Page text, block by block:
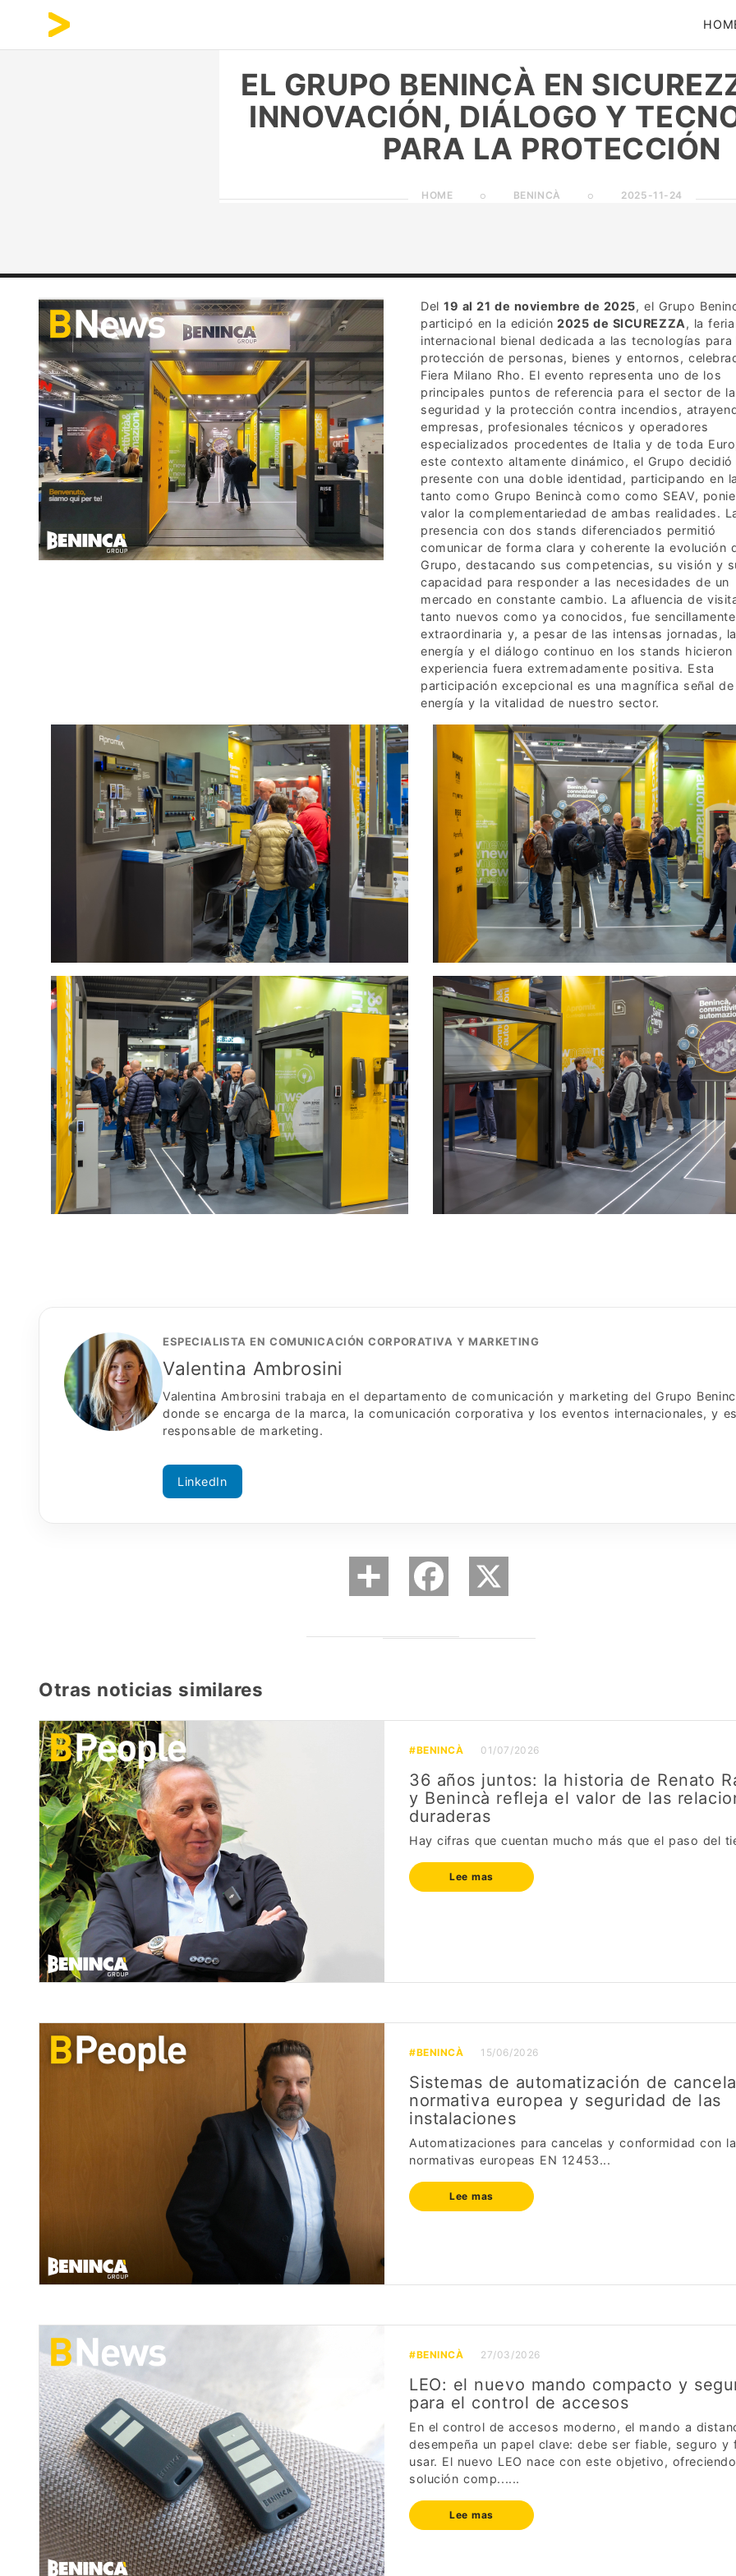
EL GRUPO BENINCÀ EN
INNOVACIÓN, DIÁLOGO Y
PARA LA PROTECCIÓN
HOME BENINCÀ 2025-11-24
Del19 al 21 de noviembre de 2025, el Grupo
participó en la edición 2025 de SICUREZZA, la feria
internacional bienal dedicada a las tecnologías para
protección de personas, bienes y entornos,
Fiera Milano Rho. El evento representa uno de los
principales puntos de referencia para el sector de la
seguridad y la protección contra incendios,
empresas, profesionales técnicos y operadores
especializados procedentes de Italia y de toda
este contexto altamente dinámico, el Grupo decidió
presente con una doble identidad, participando en
tanto como Grupo Benincà como como SEAV,
valor la complementariedad de ambas realidades.
presencia con dos stands diferenciados permitió
comunicar de forma clara y coherente la evolución
Grupo, destacando sus competencias, su visión y
capacidad para responder a las necesidades de un
mercado en constante cambio. La afluencia de
tanto nuevos como ya conocidos, fue sencillamente
extraordinaria y, a pesar de las intensas jornadas, la
energía y el diálogo continuo en los stands hicieron
experiencia fuera extremadamente positiva. Esta
participación excepcional es una magnífica señal de
energía y la vitalidad de nuestro sector.
ESPECIALISTA EN COMUNICACIÓN CORPORATIVA Y MARKETING
Valentina Ambrosini
Valentina Ambrosini trabaja en el departamento de comunicación y marketing del Grupo
donde se encarga de la marca, la comunicación corporativa y los eventos internacionales, y
responsable de marketing.
LinkedIn
Otras noticias similares
#BENINCÀ 01/07/2026
36 años juntos: la historia de Renato
y Benincà refleja el valor de las
duraderas
Hay cifras que cuentan mucho más que el paso del
Lee mas
#BENINCÀ 15/06/2026
Sistemas de automatización de
normativa europea y seguridad de las
instalaciones
Automatizaciones para cancelas y conformidad con
normativas europeas EN 12453...
Lee mas
#BENINCÀ 27/03/2026
LEO: el nuevo mando compacto y
para el control de accesos
En el control de accesos moderno, el mando a
desempeña un papel clave: debe ser fiable, seguro y
usar. El nuevo LEO nace con este objetivo,
solución comp......
Lee mas